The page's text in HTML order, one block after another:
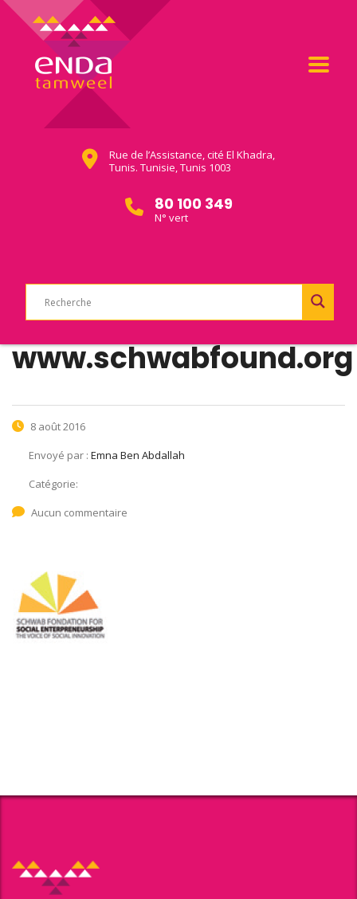
Rue de l’Assistance, cité El Khadra,
Tunis. Tunisie, Tunis 1003
80 100 349
N° vert
www.schwabfound.org
8 août 2016
Envoyé par : Emna Ben Abdallah
Catégorie:
Aucun commentaire